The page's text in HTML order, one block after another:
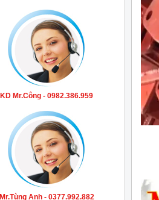
KD Mr.Công - 0982.386.959
Mr.Tùng Anh - 0377.992.882